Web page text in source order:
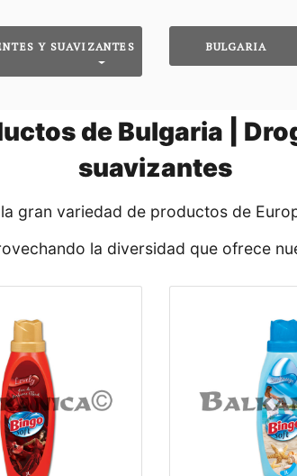
Y SUAVIZANTES BULGARIA
de Bulgaria |
suavizantes
gran variedad de productos de
la diversidad que ofrece